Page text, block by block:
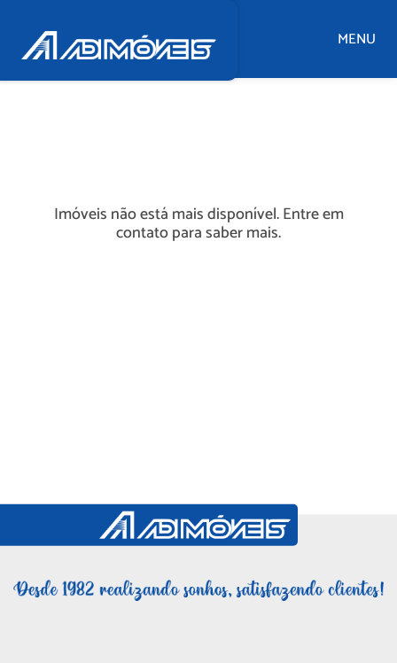
MENU
Imóveis não está mais disponível. Entre em
contato para saber mais.